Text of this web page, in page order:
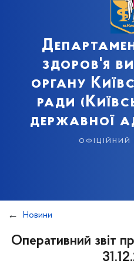
здоров'я
органу
ради
державної
офіційний
Новини
Оперативний звіт